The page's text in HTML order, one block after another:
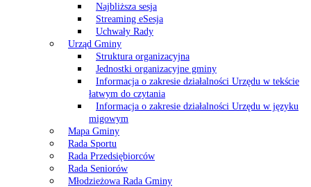
Najbliższa sesja
Streaming eSesja
Uchwały Rady
Urząd Gminy
Struktura organizacyjna
Jednostki organizacyjne gminy
Informacja o zakresie działalności Urzędu w tekście
łatwym do czytania
Informacja o zakresie działalności Urzędu w języku
migowym
Mapa Gminy
Rada Sportu
Rada Przedsiębiorców
Rada Seniorów
Młodzieżowa Rada Gminy